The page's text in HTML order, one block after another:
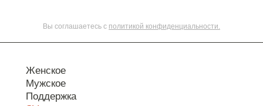
Вы соглашаетесь с политикой конфиденциальности.
Женское
Мужское
Поддержка